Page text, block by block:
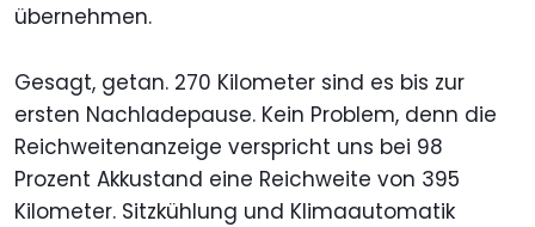
übernehmen.
Gesagt, getan. 270 Kilometer sind es bis zur
ersten Nachladepause. Kein Problem, denn die
Reichweitenanzeige verspricht uns bei 98
Prozent Akkustand eine Reichweite von 395
Kilometer. Sitzkühlung und Klimaautomatik